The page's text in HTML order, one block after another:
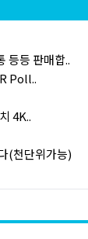
등등 판매합..
Poll..
4K..
(천단위가능)